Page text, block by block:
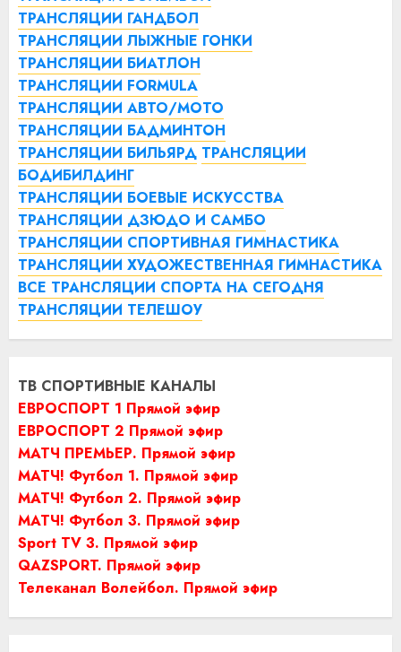
ТРАНСЛЯЦИИ ГАНДБОЛ
ТРАНСЛЯЦИИ ЛЫЖНЫЕ ГОНКИ
ТРАНСЛЯЦИИ БИАТЛОН
ТРАНСЛЯЦИИ FORMULA
ТРАНСЛЯЦИИ АВТО/МОТО
ТРАНСЛЯЦИИ БАДМИНТОН
ТРАНСЛЯЦИИ БИЛЬЯРД ТРАНСЛЯЦИИ
БОДИБИЛДИНГ
ТРАНСЛЯЦИИ БОЕВЫЕ ИСКУССТВА
ТРАНСЛЯЦИИ ДЗЮДО И САМБО
ТРАНСЛЯЦИИ СПОРТИВНАЯ ГИМНАСТИКА
ТРАНСЛЯЦИИ ХУДОЖЕСТВЕННАЯ ГИМНАСТИКА
ВСЕ ТРАНСЛЯЦИИ СПОРТА НА СЕГОДНЯ
ТРАНСЛЯЦИИ ТЕЛЕШОУ
ТВ СПОРТИВНЫЕ КАНАЛЫ
ЕВРОСПОРТ 1 Прямой эфир
ЕВРОСПОРТ 2 Прямой эфир
МАТЧ ПРЕМЬЕР. Прямой эфир
МАТЧ! Футбол 1. Прямой эфир
МАТЧ! Футбол 2. Прямой эфир
МАТЧ! Футбол 3. Прямой эфир
Sport TV 3. Прямой эфир
QAZSPORT. Прямой эфир
Телеканал Волейбол. Прямой эфир